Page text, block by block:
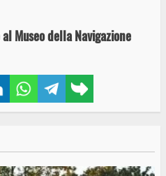
LinkedInWhatsAppTelegram
link
Museo della Navigazione